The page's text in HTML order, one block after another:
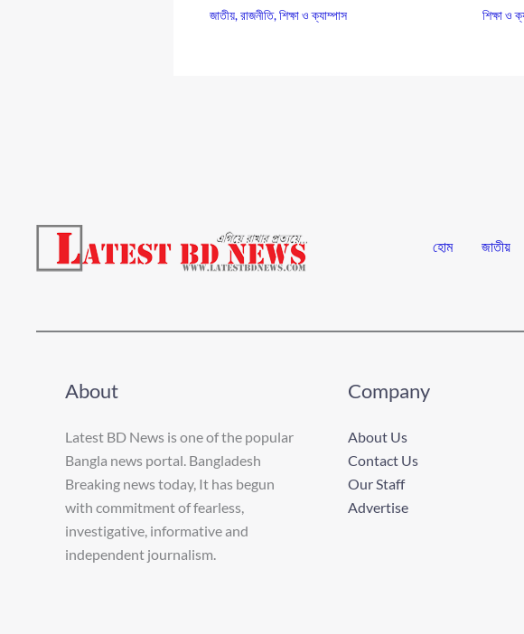
জাতীয়,রাজনীতি,শিক্ষা ও ক্যাম্পাস শিক্ষা ও
হোম জাতীয়
About
Latest BD News is one of the popular
Bangla news portal. Bangladesh
Breaking news today, It has begun
with commitment of fearless,
investigative, informative and
independent journalism.
Company
About Us
Contact Us
Our Staff
Advertise